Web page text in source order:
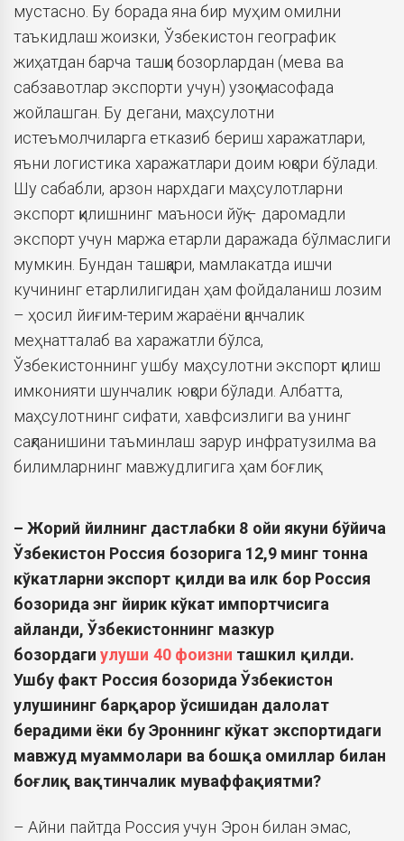
мустасно. Бу борада яна бир муҳим омилни
таъкидлаш жоизки, Ўзбекистон географик
жиҳатдан барча ташқи бозорлардан (мева ва
сабзавотлар экспорти учун) узоқ масофада
жойлашган. Бу дегани, маҳсулотни
истеъмолчиларга етказиб бериш харажатлари,
яъни логистика харажатлари доим юқори бўлади.
Шу сабабли, арзон нархдаги маҳсулотларни
экспорт қилишнинг маъноси йўқ – даромадли
экспорт учун маржа етарли даражада бўлмаслиги
мумкин. Бундан ташқари, мамлакатда ишчи
кучининг етарлилигидан ҳам фойдаланиш лозим
– ҳосил йиғим-терим жараёни қанчалик
меҳнатталаб ва харажатли бўлса,
Ўзбекистоннинг ушбу маҳсулотни экспорт қилиш
имконияти шунчалик юқори бўлади. Албатта,
маҳсулотнинг сифати, хавфсизлиги ва унинг
сақланишини таъминлаш зарур инфратузилма ва
билимларнинг мавжудлигига ҳам боғлиқ.
– Жорий йилнинг дастлабки 8 ойи якуни бўйича
Ўзбекистон Россия бозорига 12,9 минг тонна
кўкатларни экспорт қилди ва илк бор Россия
бозорида энг йирик кўкат импортчисига
айланди, Ўзбекистоннинг мазкур
бозордаги улуши 40 фоизни ташкил қилди.
Ушбу факт Россия бозорида Ўзбекистон
улушининг барқарор ўсишидан далолат
берадими ёки бу Эроннинг кўкат экспортидаги
мавжуд муаммолари ва бошқа омиллар билан
боғлиқ вақтинчалик муваффақиятми?
– Айни пайтда Россия учун Эрон билан эмас,